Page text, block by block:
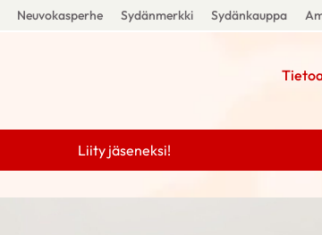
Neuvokasperhe Sydänmerkki Sydänkauppa
Liity jäseneksi!